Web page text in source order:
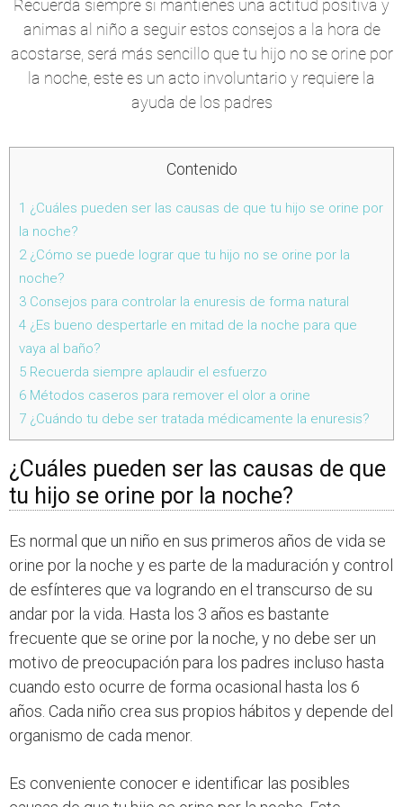
Recuerda siempre si mantienes una actitud positiva y
animas al niño a seguir estos consejos a la hora de
acostarse, será más sencillo que tu hijo no se orine por
la noche, este es un acto involuntario y requiere la
ayuda de los padres
Contenido
1 ¿Cuáles pueden ser las causas de que tu hijo se orine por
la noche?
2¿Cómo se puede lograr que tu hijo no se orine por la
noche?
3 Consejos para controlar la enuresis de forma natural
4 ¿Es bueno despertarle en mitad de la noche para que
vaya al baño?
5 Recuerda siempre aplaudir el esfuerzo
6 Métodos caseros para remover el olor a orine
7 ¿Cuándo tu debe ser tratada médicamente la enuresis?
¿Cuáles pueden ser las causas de que
tu hijo se orine por la noche?
Es normal que un niño en sus primeros años de vida se
orine por la noche y es parte de la maduración y control
de esfínteres que va logrando en el transcurso de su
andar por la vida. Hasta los 3 años es bastante
frecuente que se orine por la noche, y no debe ser un
motivo de preocupación para los padres incluso hasta
cuando esto ocurre de forma ocasional hasta los 6
años. Cada niño crea sus propios hábitos y depende del
organismo de cada menor.
Es conveniente conocer e identificar las posibles